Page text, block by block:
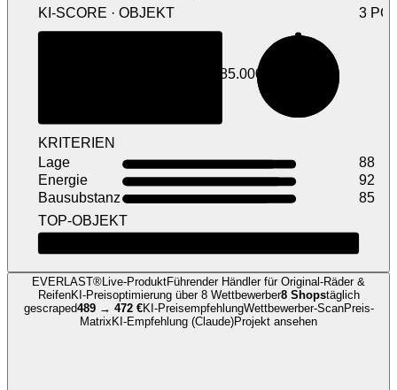
KI-SCORE · OBJEKT 3
485.000 €
KRITERIEN
Lage
Energie
Bausubstanz
88
92
85
TOP-OBJEKT
EVERLAST® Live-ProduktFührender Händler für Original-Räder &
ReifenKI-Preisoptimierung über 8 Wettbewerber8 Shopstäglich
gescraped489 → 472 €KI-PreisempfehlungWettbewerber-ScanPreis-
Matrix KI-Empfehlung (Claude)Projekt ansehen